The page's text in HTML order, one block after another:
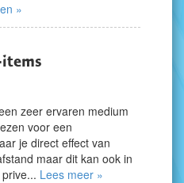
»
zeer ervaren medium
voor een
je direct effect van
maar dit kan ook in
Lees meer »